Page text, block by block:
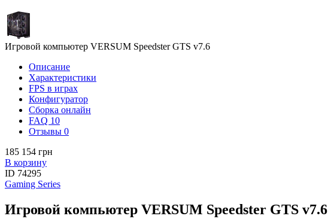
Игровой компьютер VERSUM Speedster GTS v7.6
Описание
Характеристики
FPS в играх
Конфигуратор
Сборка онлайн
FAQ 10
Отзывы 0
185 154 грн
В корзину
ID 74295
Gaming Series
Игровой компьютер VERSUM Speedster GTS v7.6